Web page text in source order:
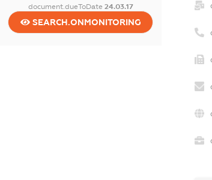
document.dueToDate 24.03.17
SEARCH.ONMONITORING